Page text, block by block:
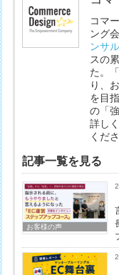
コマ
ング
ンサ
スの
た。
り、
を目
の「
詳しく
くだ
記事一覧を見る
お客様の声